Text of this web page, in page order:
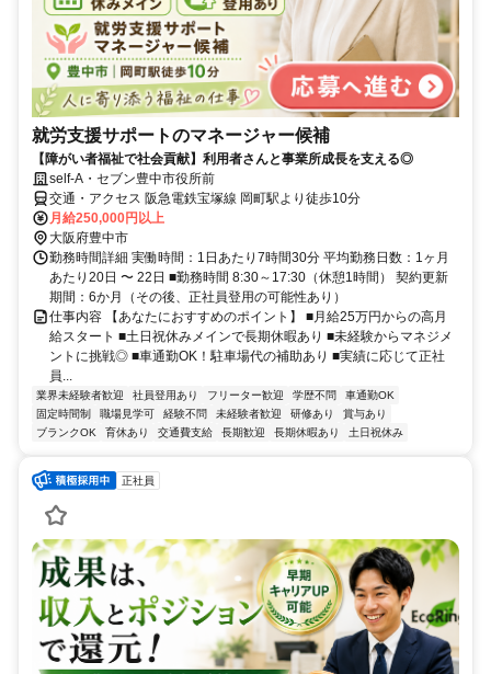
就労支援サポートのマネージャー候補
【障がい者福祉で社会貢献】利用者さんと事業所成長を支える◎
self-A・セブン豊中市役所前
交通・アクセス 阪急電鉄宝塚線 岡町駅より徒歩10分
月給250,000円以上
大阪府豊中市
勤務時間詳細 実働時間：1日あたり7時間30分 平均勤務日数：1ヶ月
あたり20日 〜 22日 ■勤務時間 8:30～17:30（休憩1時間） 契約更新
期間：6か月（その後、正社員登用の可能性あり）
仕事内容 【あなたにおすすめのポイント】 ■月給25万円からの高月
給スタート ■土日祝休みメインで長期休暇あり ■未経験からマネジメ
ントに挑戦◎ ■車通勤OK！駐車場代の補助あり ■実績に応じて正社
員...
業界未経験者歓迎 社員登用あり フリーター歓迎 学歴不問
車通勤OK
固定時間制
職場見学可 経験不問 未経験者歓迎 研修あり
賞与あり
ブランクOK
育休あり 交通費支給 長期歓迎 長期休暇あり 土日祝休み
正社員